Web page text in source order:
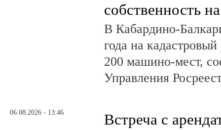
собственность
В Кабардино-
года на
200 машино-мест,
Управления
06.08.2026 - 13:46
Встреча с